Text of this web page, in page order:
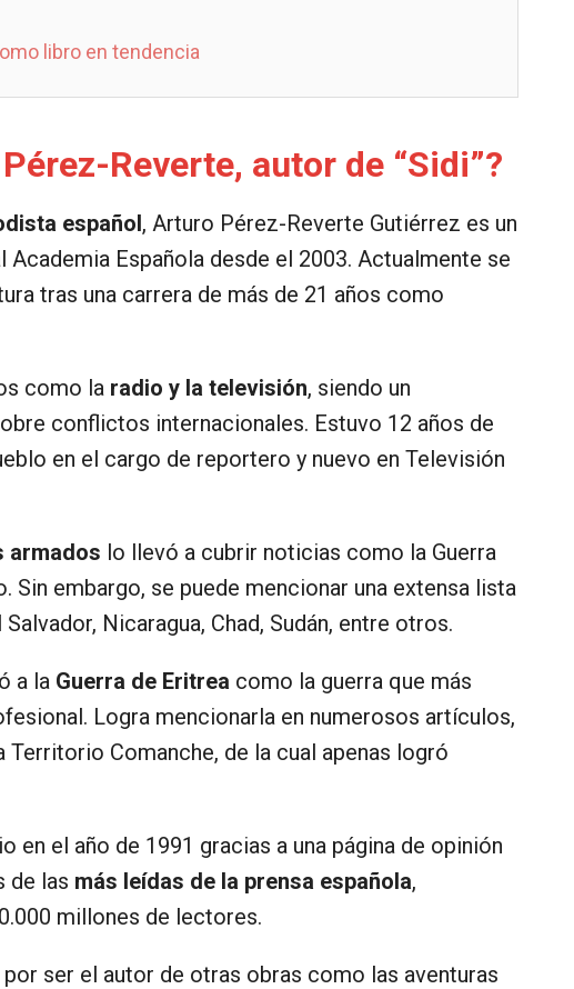
libro en tendencia
Reverte, autor de “Sidi”?
español, Arturo Pérez-Reverte Gutiérrez es un
Española desde el 2003. Actualmente se
tras una carrera de más de 21 años como
como la radio y la televisión, siendo un
conflictos internacionales. Estuvo 12 años de
en el cargo de reportero y nuevo en Televisión
armados lo llevó a cubrir noticias como la Guerra
Sin embargo, se puede mencionar una extensa lista
Nicaragua, Chad, Sudán, entre otros.
a la Guerra de Eritrea como la guerra que más
Logra mencionarla en numerosos artículos,
Comanche, de la cual apenas logró
en el año de 1991 gracias a una página de opinión
de las más leídas de la prensa española,
millones de lectores.
ser el autor de otras obras como las aventuras